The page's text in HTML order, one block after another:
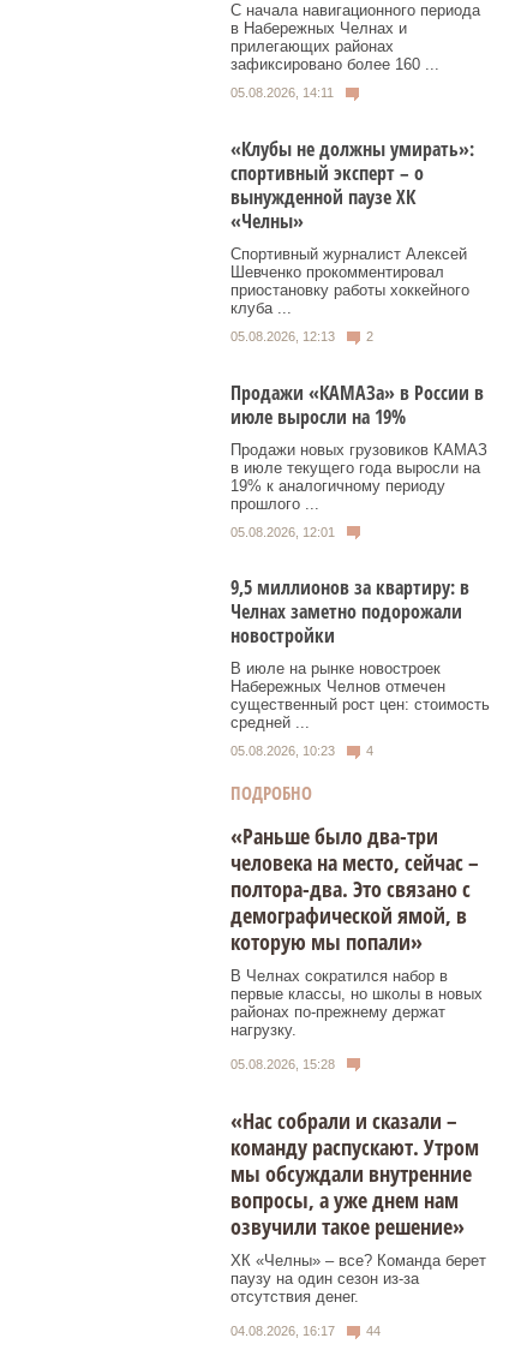
С начала навигационного периода
в Набережных Челнах и
прилегающих районах
зафиксировано более 160 ...
05.08.2026, 14:11
«Клубы не должны умирать»:
спортивный эксперт – о
вынужденной паузе ХК
«Челны»
Спортивный журналист Алексей
Шевченко прокомментировал
приостановку работы хоккейного
клуба ...
05.08.2026, 12:13 2
Продажи «КАМАЗа» в России в
июле выросли на 19%
Продажи новых грузовиков КАМАЗ
в июле текущего года выросли на
19% к аналогичному периоду
прошлого ...
05.08.2026, 12:01
9,5 миллионов за квартиру: в
Челнах заметно подорожали
новостройки
В июле на рынке новостроек
Набережных Челнов отмечен
существенный рост цен: стоимость
средней ...
05.08.2026, 10:23 4
ПОДРОБНО
«Раньше было два-три
человека на место, сейчас –
полтора-два. Это связано с
демографической ямой, в
которую мы попали»
В Челнах сократился набор в
первые классы, но школы в новых
районах по-прежнему держат
нагрузку.
05.08.2026, 15:28
«Нас собрали и сказали –
команду распускают. Утром
мы обсуждали внутренние
вопросы, а уже днем нам
озвучили такое решение»
ХК «Челны» – все? Команда берет
паузу на один сезон из-за
отсутствия денег.
04.08.2026, 16:17 44